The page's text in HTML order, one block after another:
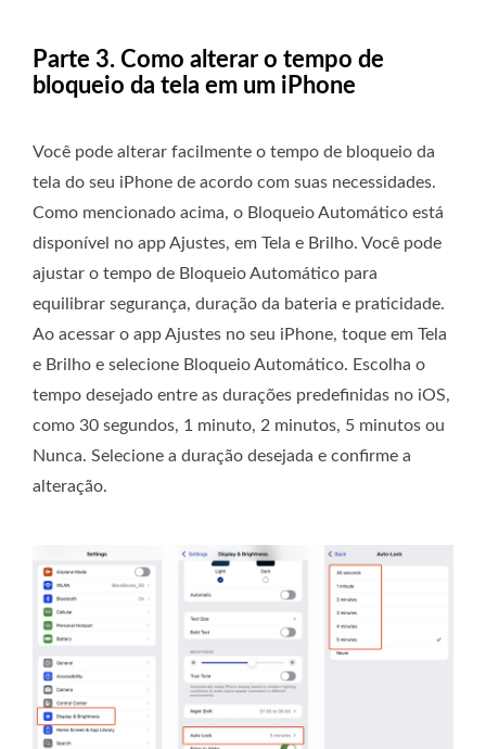
Parte 3. Como alterar o tempo de
bloqueio da tela em um iPhone
Você pode alterar facilmente o tempo de bloqueio da
tela do seu iPhone de acordo com suas necessidades.
Como mencionado acima, o Bloqueio Automático está
disponível no app Ajustes, em Tela e Brilho. Você pode
ajustar o tempo de Bloqueio Automático para
equilibrar segurança, duração da bateria e praticidade.
Ao acessar o app Ajustes no seu iPhone, toque em Tela
e Brilho e selecione Bloqueio Automático. Escolha o
tempo desejado entre as durações predefinidas no iOS,
como 30 segundos, 1 minuto, 2 minutos, 5 minutos ou
Nunca. Selecione a duração desejada e confirme a
alteração.